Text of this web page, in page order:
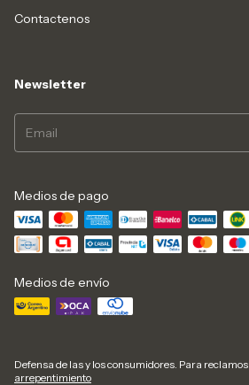
Contactenos
Newsletter
Medios de pago
Medios de envío
Defensa de las y los consumidores. Para reclamos
arrepentimiento